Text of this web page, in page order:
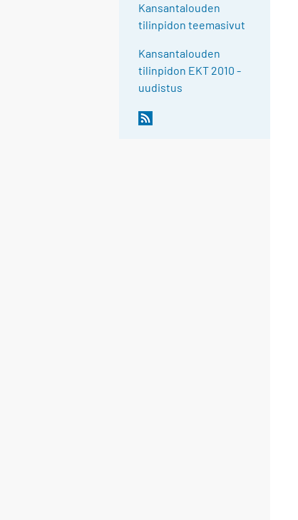
Kansantalouden
tilinpidon teemasivut
Kansantalouden
tilinpidon EKT 2010 -
uudistus